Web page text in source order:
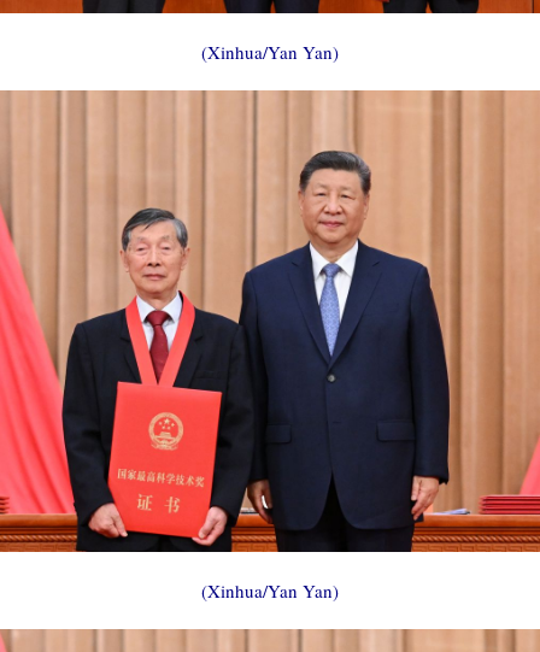
(Xinhua/Yan Yan)
(Xinhua/Yan Yan)